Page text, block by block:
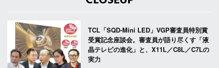
TCL「SQD-Mini LED」VGP審査員特別賞
受賞記念座談会。審査員が語り尽くす「液
晶テレビの進化」と、X11L／C8L／C7Lの
実力